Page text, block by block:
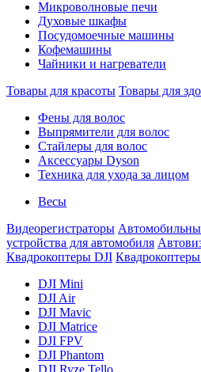
Микроволновые печи
Духовые шкафы
Посудомоечные машины
Кофемашины
Чайники и нагреватели
Товары для красоты Товары для
Фены для волос
Выпрямители для волос
Стайлеры для волос
Аксессуары Dyson
Техника для ухода за лицом
Весы
Видеорегистраторы
устройства для автомобиля
Квадрокоптеры DJI
DJI Mini
DJI Air
DJI Mavic
DJI Matrice
DJI FPV
DJI Phantom
DJI Ryze Tello